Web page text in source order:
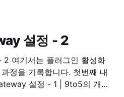
설정 - 2
화
기록합니다. 첫번째 내